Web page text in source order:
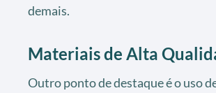
demais.
Materiais de Alta
Outro ponto de destaque é o uso